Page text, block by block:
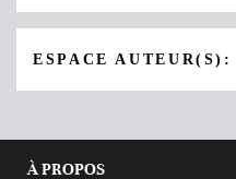
ESPACE
À PROPOS